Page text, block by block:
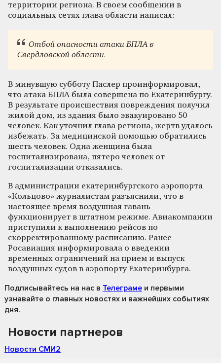
территории региона. В своем сообщении в
социальных сетях глава области написал:
Отбой опасности атаки БПЛА в
Свердловской области.
В минувшую субботу Паслер проинформировал,
что атака БПЛА была совершена по Екатеринбургу.
В результате происшествия повреждения получил
жилой дом, из здания было эвакуировано 50
человек. Как уточнил глава региона, жертв удалось
избежать. За медицинской помощью обратились
шесть человек. Одна женщина была
госпитализирована, пятеро человек от
госпитализации отказались.
В администрации екатеринбургского аэропорта
«Кольцово» журналистам разъяснили, что в
настоящее время воздушная гавань
функционирует в штатном режиме. Авиакомпании
приступили к выполнению рейсов по
скорректированному расписанию. Ранее
Росавиация информировала о введении
временных ограничений на прием и выпуск
воздушных судов в аэропорту Екатеринбурга.
Подписывайтесь на нас в Телеграме и первыми
узнавайте о главных новостях и важнейших событиях
дня.
Новости партнеров
Новости СМИ2